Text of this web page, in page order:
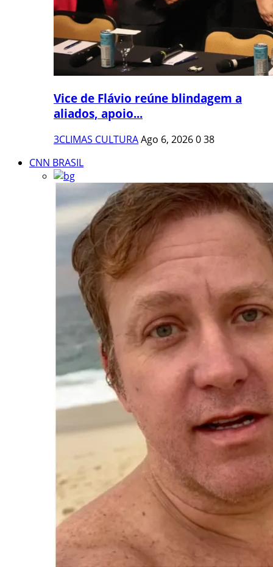
Vice de Flávio reúne blindagem a
aliados, apoio...
3CLIMAS CULTURAAgo 6, 2026038
CNN BRASIL